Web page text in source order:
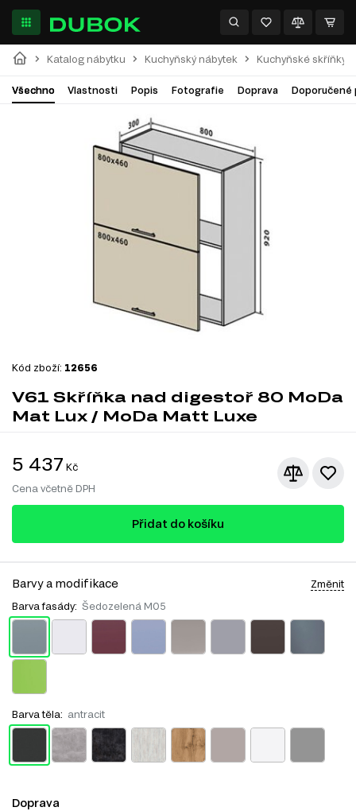
Katalog nábytku Kuchyňský nábytek Kuchyňské skříňky
Všechno Vlastnosti Popis Fotografie Doprava Doporučené
Kód zboží: 12656
V61 Skříňka nad digestoř 80 MoDa
Mat Lux / MoDa Matt Luxe
5 437 Kč
Cena včetně DPH
Přidat do košíku
Barvy a modifikace Změnit
Barva fasády: Šedozelená M05
Barva těla: antracit
Doprava